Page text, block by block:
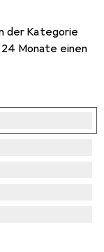
der Kategorie
Monate einen